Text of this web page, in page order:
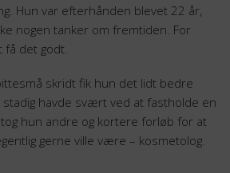
Hun var efterhånden blevet 22 år,
nogen tanker om fremtiden. For
få det godt.
skridt fik hun det lidt bedre
havde svært ved at fastholde en
hun andre og kortere forløb for at
gerne ville være – kosmetolog.